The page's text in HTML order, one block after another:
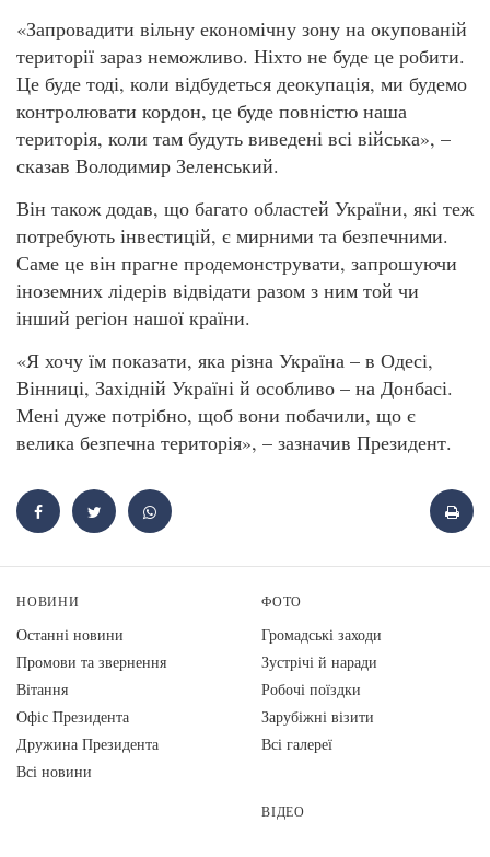
«Запровадити вільну економічну зону на окупованій
території зараз неможливо. Ніхто не буде це робити.
Це буде тоді, коли відбудеться деокупація, ми будемо
контролювати кордон, це буде повністю наша
територія, коли там будуть виведені всі війська», –
сказав Володимир Зеленський.
Він також додав, що багато областей України, які теж
потребують інвестицій, є мирними та безпечними.
Саме це він прагне продемонструвати, запрошуючи
іноземних лідерів відвідати разом з ним той чи
інший регіон нашої країни.
«Я хочу їм показати, яка різна Україна – в Одесі,
Вінниці, Західній Україні й особливо – на Донбасі.
Мені дуже потрібно, щоб вони побачили, що є
велика безпечна територія», – зазначив Президент.
НОВИНИ
Останні новини
Промови та звернення
Вiтання
Офіс Президента
Дружина Президента
Всі новини
ФОТО
Громадські заходи
Зустрічі й наради
Робочі поїздки
Зарубіжні візити
Всі галереї
ВІДЕО